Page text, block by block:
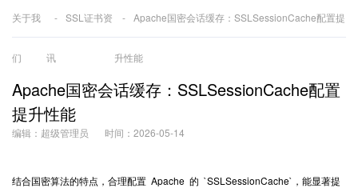
关于我
们
SSL证书资
讯
Apache国密会话缓存：SSLSessionCache配置提
升性能
Apache国密会话缓存：SSLSessionCache配置
提升性能
编辑：超级管理员 时间：2026-05-14
结合国密算法的特点，合理配置 Apache 的 `SSLSessionCache`，能显著提